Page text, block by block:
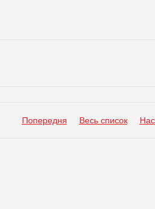
Попередня Весь список